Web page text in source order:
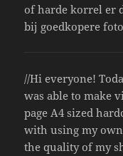
of harde korrel er
bij goedkopere
//Hi everyone!
was able to make
page A4 sized
with using my
the quality of my